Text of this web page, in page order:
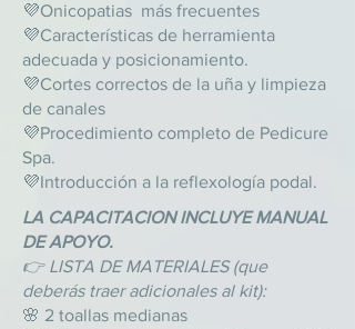
💜Onicopatias más frecuentes
💜Características de herramienta
adecuada y posicionamiento.
💜Cortes correctos de la uña y limpieza
de canales
💜Procedimiento completo de Pedicure
Spa.
💜Introducción a la reflexología podal.
LA CAPACITACION INCLUYE MANUAL
DE APOYO.
👉 LISTA DE MATERIALES (que
deberás traer adicionales al kit):
🌸 2 toallas medianas